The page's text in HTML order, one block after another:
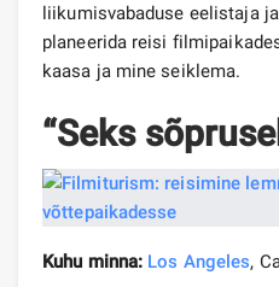
liikumisvabaduse eelistaja
planeerida reisi
kaasa ja mine seiklema.
“Seks
Kuhu minna: Los Angeles,